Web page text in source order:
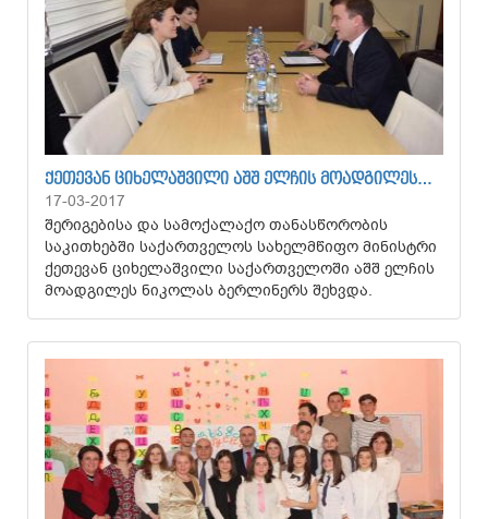
ᲥᲔᲗᲔᲕᲐᲜ ᲪᲘᲮᲔᲚᲐᲨᲕᲘᲚᲘ ᲐᲨᲨ ᲔᲚᲩᲘᲡ ᲛᲝᲐᲓᲒᲘᲚᲔᲡ…
17-03-2017
შერიგებისა და სამოქალაქო თანასწორობის
საკითხებში საქართველოს სახელმწიფო მინისტრი
ქეთევან ციხელაშვილი საქართველოში აშშ ელჩის
მოადგილეს ნიკოლას ბერლინერს შეხვდა.